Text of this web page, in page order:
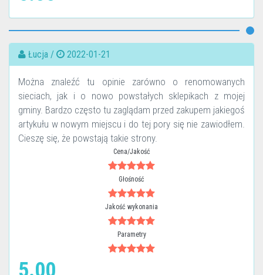
Łucja / 2022-01-21
Można znaleźć tu opinie zarówno o renomowanych
sieciach, jak i o nowo powstałych sklepikach z mojej
gminy. Bardzo często tu zaglądam przed zakupem jakiegoś
artykułu w nowym miejscu i do tej pory się nie zawiodłem.
Cieszę się, że powstają takie strony.
Cena/Jakość
Głośność
Jakość wykonania
Parametry